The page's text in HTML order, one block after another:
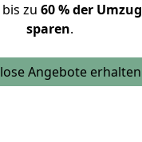
zu 60 % der
sparen.
Angebote erhalten